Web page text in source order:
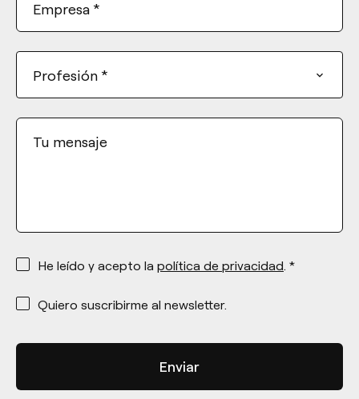
Empresa *
Profesión *
Tu mensaje
*
He leído y acepto la política de privacidad. *
*
Quiero suscribirme al newsletter.